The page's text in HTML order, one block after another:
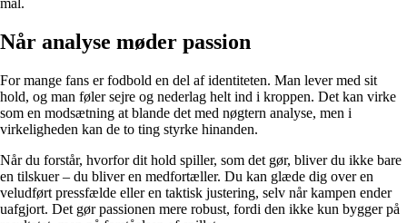
mål.
Når analyse møder passion
For mange fans er fodbold en del af identiteten. Man lever med sit
hold, og man føler sejre og nederlag helt ind i kroppen. Det kan virke
som en modsætning at blande det med nøgtern analyse, men i
virkeligheden kan de to ting styrke hinanden.
Når du forstår, hvorfor dit hold spiller, som det gør, bliver du ikke bare
en tilskuer – du bliver en medfortæller. Du kan glæde dig over en
veludført pressfælde eller en taktisk justering, selv når kampen ender
uafgjort. Det gør passionen mere robust, fordi den ikke kun bygger på